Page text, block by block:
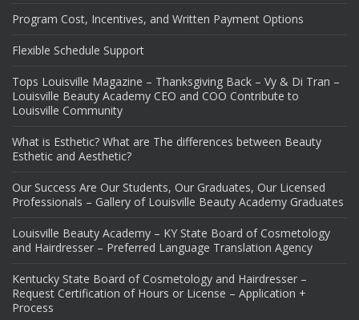
Program Cost, Incentives, and Written Payment Options
Flexible Schedule Support
Tops Louisville Magazine – Thanksgiving Back – Vy & Di Tran –
Louisville Beauty Academy CEO and COO Contribute to
Louisville Community
What is Esthetic? What are The differences between Beauty
Esthetic and Aesthetic?
Our Success Are Our Students, Our Graduates, Our Licensed
Professionals – Gallery of Louisville Beauty Academy Graduates
Louisville Beauty Academy – KY State Board of Cosmetology
and Hairdresser – Preferred Language Translation Agency
Kentucky State Board of Cosmetology and Hairdresser –
Request Certification of Hours or License – Application +
Process